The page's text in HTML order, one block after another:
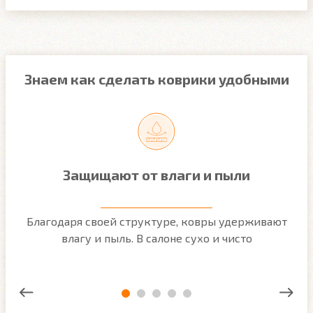
Знаем как сделать коврики удобными
Защищают от влаги и пыли
Благодаря своей структуре, ковры удерживают
влагу и пыль. В салоне сухо и чисто